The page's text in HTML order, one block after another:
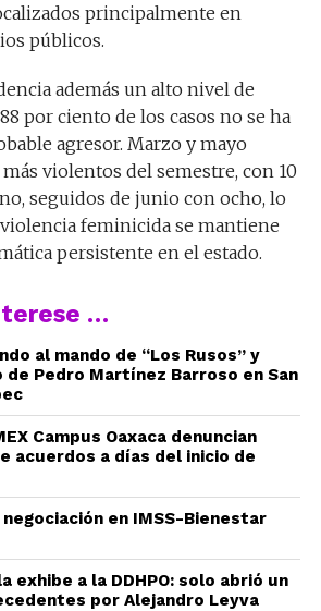
principalmente en
públicos.
además un alto nivel de
por ciento de los casos no se ha
agresor. Marzo y mayo
violentos del semestre, con 10
seguidos de junio con ocho, lo
feminicida se mantiene
persistente en el estado.
…
al mando de “Los Rusos” y
Pedro Martínez Barroso en San
Campus Oaxaca denuncian
acuerdos a días del inicio de
negociación en IMSS-Bienestar
exhibe a la DDHPO: solo abrió un
por Alejandro Leyva